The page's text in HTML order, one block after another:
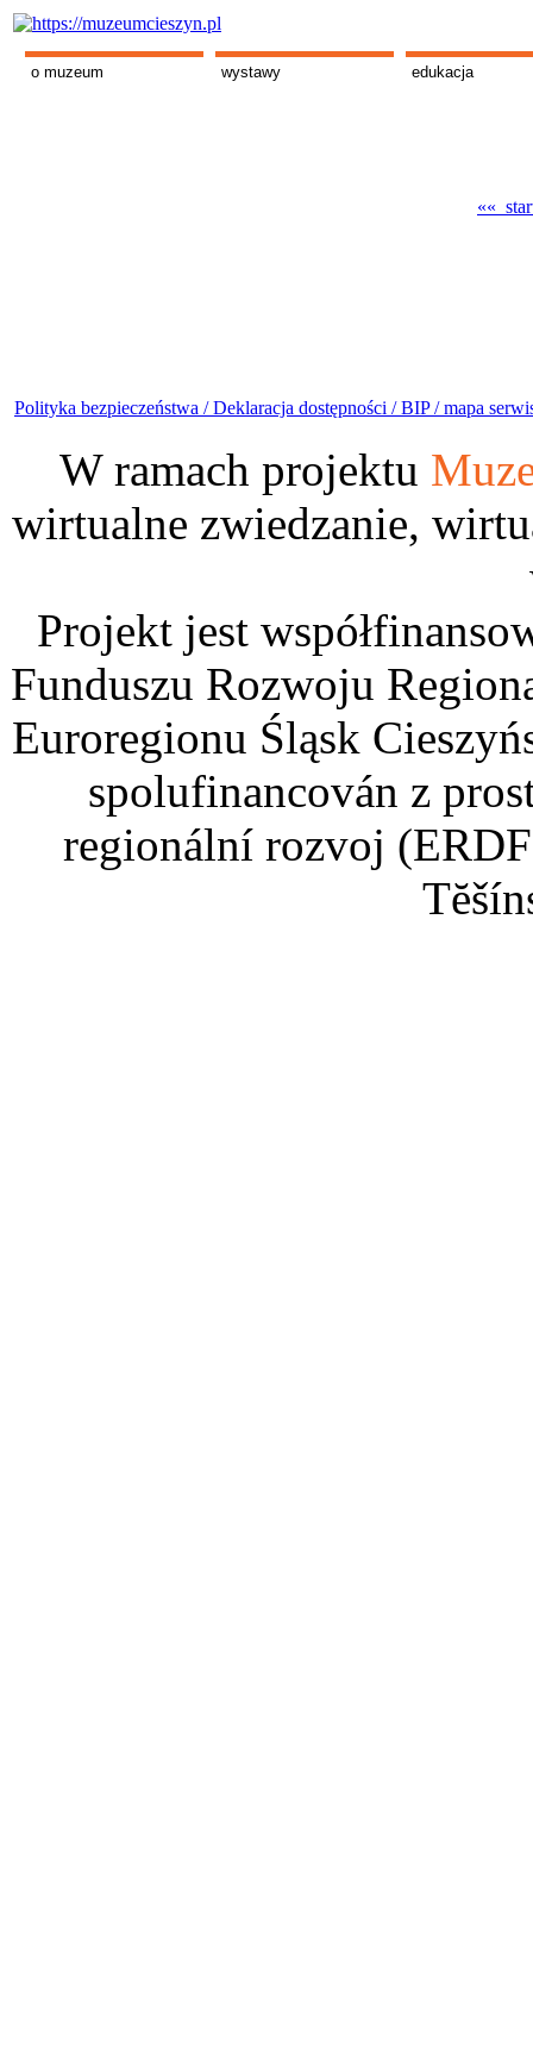
o muzeum wystawy edukacja
««
Polityka bezpieczeństwa /Deklaracja dostępności /BIP /mapa
W ramach projektu
wirtualne zwiedzanie,
Projekt jest
Funduszu Rozwoju
Euroregionu Śląsk
spolufinancován z
regionální rozvoj